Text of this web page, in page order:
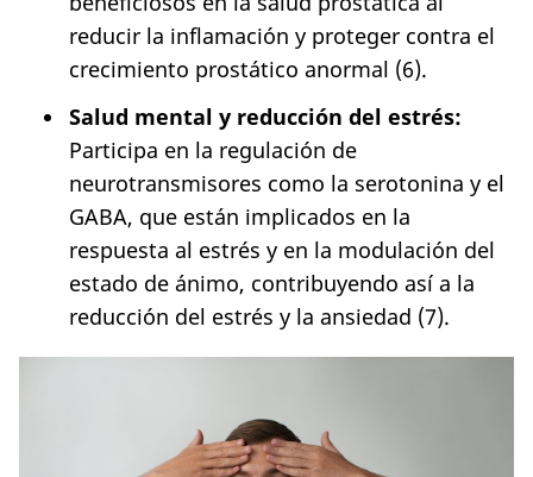
reducir la inflamación y proteger contra el
crecimiento prostático anormal (6).
Salud mental y reducción del estrés:
Participa en la regulación de
neurotransmisores como la serotonina y el
GABA, que están implicados en la
respuesta al estrés y en la modulación del
estado de ánimo, contribuyendo así a la
reducción del estrés y la ansiedad (7).